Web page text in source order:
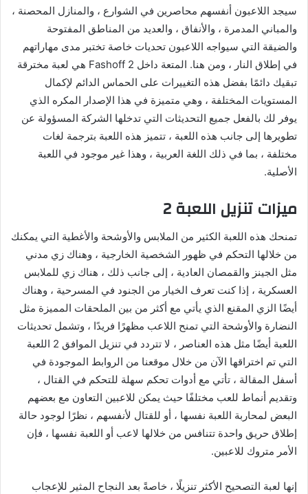
سيجد اللاعبون أنفسهم محاصرين في الشوارع ، والمنازل المحصنة ،
والمباني المدمرة ، والأنفاق ، والعديد من المناطق المفتوحة
والضيقة التي سيواجه اللاعبون تحديات خاصة تختبر مدى مهاراتهم
في إطلاق النار ، ومن هنا. المتعة داخل Fashoff 2 هي لعبة مخترقة
تبقيك دائمًا بفضل هذه التغييرات على الحماس الدائم لإكمال
المستويات المختلفة ، وهي متميزة في هذا الإصدار المكره الذي
يوفر لك بالفعل جميع التحديثات التي تدخلها الشركة المسؤولة عن
تطويرها إلى جانب هذه اللعبة ، تتميز هذه اللعبة بترجمة لغات
مختلفة ، بما في ذلك اللغة العربية ، وهذا غير موجود في اللعبة
الأصلية.
ميزات تنزيل اللعبة 2
تمنحك هذه اللعبة الكثير من الملابس والأوشحة والأغطية التي يمكنك
من خلالها التحكم في ظهور الشخصية الخارجية ، وهناك زي مدني
مثل الجينز والقمصان العادية ، إلى جانب ذلك ، هناك زي للملابس
العسكرية ، إذا كنت تعرف الخيار من الجنود في المسرحية ، وهناك
أيضًا الزي المقنع الذي يأتي مع أكثر من بين الملحقات المميزة مثل
النضارة والأوشحة التي تمنح اللاعب مظهرًا فريدًا ، وتشمل تحديثات
اللعبة أيضًا مثل هذه العناصر ، لا تتردد في تنزيل الموافق 2 اللعبة
التي تم اختراقها الآن من خلال موقعنا من الروابط الموجودة في
أسفل المقالة ، تأتي مع أدوات تحكم سهلة للتحكم في القتال ،
وتقديم أنماط للعب مختلفًا حيث يمكن للاعبين التعاون مع بعضهم
البعض لمحاربة اللعبة نفسها ، أو للقتال لأنفسهم ، نظرًا لوجود حالة
إطلاق حريق واحدة تتنافس من خلالها لاعب أو اللعبة نفسها ، فإن
الأمر متروك للاعبين.
إنها لعبة التصحيح الأكثر تنزيلًا ، خاصةً بعد النجاح المثير للإعجاب